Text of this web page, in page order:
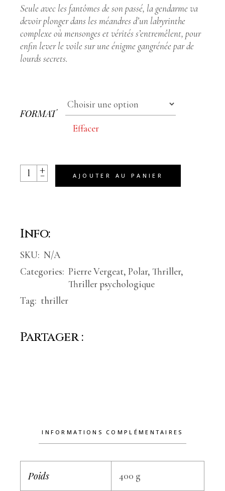
Seule avec les fantômes de son passé, la gendarme va
devoir plonger dans les méandres d’un labyrinthe
complexe où mensonges et vérités s’entremêlent, pour
enfin lever le voile sur une énigme gangrénée par de
lourds secrets.
FORMAT
Effacer
Notre Petit Secret quantity
-
+ AJOUTER AU PANIER
Info:
SKU: N/A
Categories: Pierre Vergeat,Polar,Thriller,
Thriller psychologique
Tag: thriller
Partager :
INFORMATIONS COMPLÉMENTAIRES
Poids 400 g